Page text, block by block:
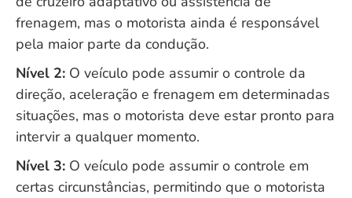
frenagem, mas o motorista ainda é responsável
pela maior parte da condução.
Nível 2: O veículo pode assumir o controle da
direção, aceleração e frenagem em determinadas
situações, mas o motorista deve estar pronto para
intervir a qualquer momento.
Nível 3: O veículo pode assumir o controle em
certas circunstâncias, permitindo que o motorista